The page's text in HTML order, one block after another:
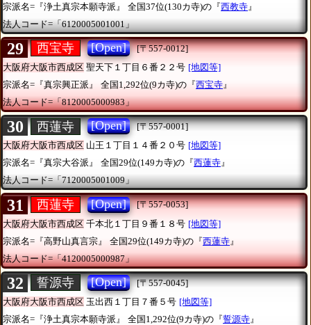
宗派名=『浄土真宗本願寺派』
全国37位(130カ寺)の『西教寺 』
法人コード=「6120005001001」
29 西宝寺 [Open]
[〒557-0012]
大阪府大阪市西成区 聖天下１丁目６番２２号 [地図等]
宗派名=『真宗興正派』
全国1,292位(9カ寺)の『西宝寺 』
法人コード=「8120005000983」
30 西蓮寺 [Open]
[〒557-0001]
大阪府大阪市西成区 山王１丁目１４番２０号 [地図等]
宗派名=『真宗大谷派』
全国29位(149カ寺)の『西蓮寺』
法人コード=「7120005001009」
31 西蓮寺 [Open]
[〒557-0053]
大阪府大阪市西成区 千本北１丁目９番１８号 [地図等]
宗派名=『高野山真言宗』
全国29位(149カ寺)の『西蓮寺 』
法人コード=「4120005000987」
32 誓源寺 [Open]
[〒557-0045]
大阪府大阪市西成区 玉出西１丁目７番５号 [地図等]
宗派名=『浄土真宗本願寺派』
全国1,292位(9カ寺)の『誓源寺 』